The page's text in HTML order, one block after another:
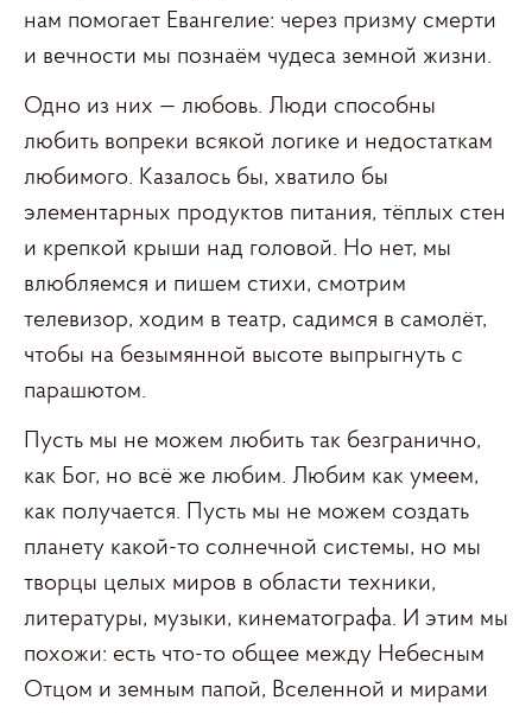
нам помогает Евангелие: через призму смерти
и вечности мы познаём чудеса земной жизни.
Одно из них — любовь. Люди способны
любить вопреки всякой логике и недостаткам
любимого. Казалось бы, хватило бы
элементарных продуктов питания, тёплых стен
и крепкой крыши над головой. Но нет, мы
влюбляемся и пишем стихи, смотрим
телевизор, ходим в театр, садимся в самолёт,
чтобы на безымянной высоте выпрыгнуть с
парашютом.
Пусть мы не можем любить так безгранично,
как Бог, но всё же любим. Любим как умеем,
как получается. Пусть мы не можем создать
планету какой-то солнечной системы, но мы
творцы целых миров в области техники,
литературы, музыки, кинематографа. И этим мы
похожи: есть что-то общее между Небесным
Отцом и земным папой, Вселенной и мирами